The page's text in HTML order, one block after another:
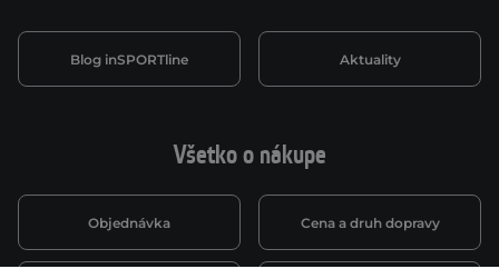
Všetko o nákupe
Objednávka Cena a druh dopravy
Blog inSPORTline Aktuality